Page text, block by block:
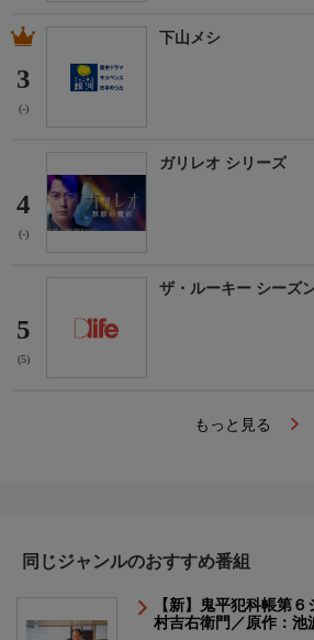
3
(-)
下山メシ
4
(-)
ガリレオ シリーズ
5
(5)
ザ・ルーキー シーズ
もっと見る
同じジャンルのおすすめ番組
【新】鬼平犯科帳第
村吉右衛門／原作：池